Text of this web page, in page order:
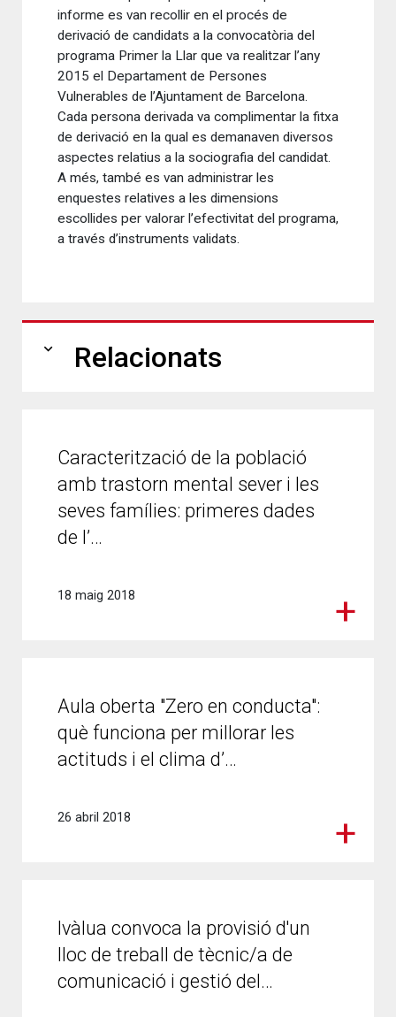
informe es van recollir en el procés de
derivació de candidats a la convocatòria del
programa Primer la Llar que va realitzar l’any
2015 el Departament de Persones
Vulnerables de l’Ajuntament de Barcelona.
Cada persona derivada va complimentar la fitxa
de derivació en la qual es demanaven diversos
aspectes relatius a la sociografia del candidat.
A més, també es van administrar les
enquestes relatives a les dimensions
escollides per valorar l’efectivitat del programa,
a través d’instruments validats.
expand_more Relacionats
Caracterització de la població
amb trastorn mental sever i les
seves famílies: primeres dades
de l’…
18 maig 2018
Aula oberta "Zero en conducta":
què funciona per millorar les
actituds i el clima d’…
26 abril 2018
Ivàlua convoca la provisió d'un
lloc de treball de tècnic/a de
comunicació i gestió del…